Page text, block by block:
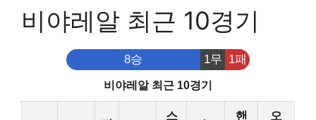
비야레알 최근 10경기
8승 1무 1패
비야레알 최근 10경기
스
핸
오